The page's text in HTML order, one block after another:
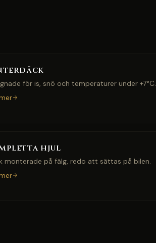
för is, snö och temperaturer under +7°C.
hjul
monterade på fälg, redo att sättas på bilen.